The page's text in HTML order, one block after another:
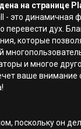
на странице
- это динамичная
перевести дух.
которые
и многое
ваше внимание
поскольку он